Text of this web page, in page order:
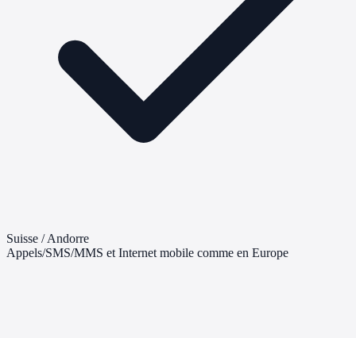
Suisse / Andorre
Appels/SMS/MMS et Internet mobile comme en Europe